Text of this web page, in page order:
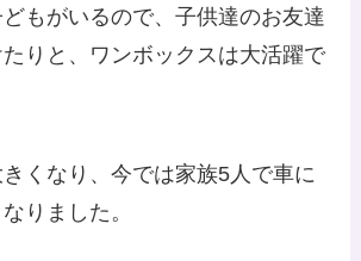
もがいるので、子供達のお友達
りと、ワンボックスは大活躍で
くなり、今では家族5人で車に
りました。